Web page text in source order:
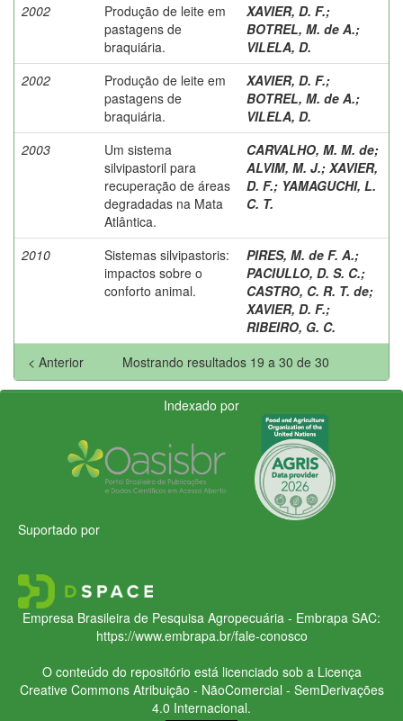
2002
Produção de leite em
pastagens de
braquiária.
XAVIER, D. F.;
BOTREL, M. de A.;
VILELA, D.
2002
Produção de leite em
pastagens de
braquiária.
XAVIER, D. F.;
BOTREL, M. de A.;
VILELA, D.
2003
Um sistema
silvipastoril para
recuperação de áreas
degradadas na Mata
Atlântica.
CARVALHO, M. M. de;
ALVIM, M. J.; XAVIER,
D. F.; YAMAGUCHI, L.
C. T.
2010
Sistemas silvipastoris:
impactos sobre o
conforto animal.
PIRES, M. de F. A.;
PACIULLO, D. S. C.;
CASTRO, C. R. T. de;
XAVIER, D. F.;
RIBEIRO, G. C.
Mostrando resultados 19 a 30 de 30
< Anterior
Indexado por
Suportado por
Empresa Brasileira de Pesquisa Agropecuária - Embrapa SAC:
https://www.embrapa.br/fale-conosco
O conteúdo do repositório está licenciado sob a Licença
Creative CommonsAtribuição - NãoComercial - SemDerivações
4.0 Internacional.